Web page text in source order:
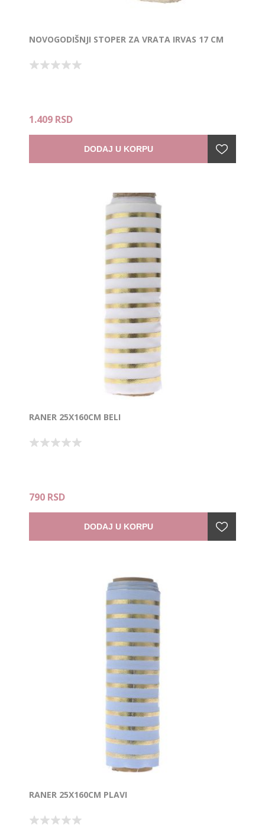
NOVOGODIŠNJI STOPER ZA VRATA IRVAS 17 CM
1.409 RSD
DODAJ U KORPU
RANER 25X160CM BELI
790 RSD
DODAJ U KORPU
RANER 25X160CM PLAVI